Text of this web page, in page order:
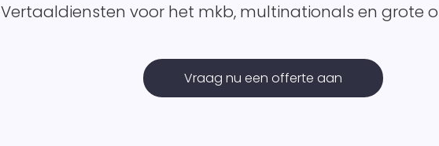
Vertaaldiensten voor het mkb, multinationals en grote
Vraag nu een offerte aan